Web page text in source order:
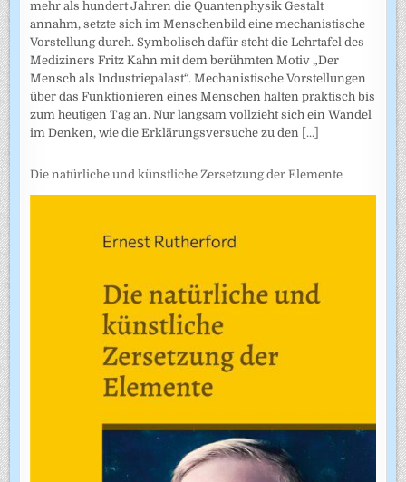
mehr als hundert Jahren die Quantenphysik Gestalt
annahm, setzte sich im Menschenbild eine mechanistische
Vorstellung durch. Symbolisch dafür steht die Lehrtafel des
Mediziners Fritz Kahn mit dem berühmten Motiv „Der
Mensch als Industriepalast“. Mechanistische Vorstellungen
über das Funktionieren eines Menschen halten praktisch bis
zum heutigen Tag an. Nur langsam vollzieht sich ein Wandel
im Denken, wie die Erklärungsversuche zu den [...]
Die natürliche und künstliche Zersetzung der Elemente